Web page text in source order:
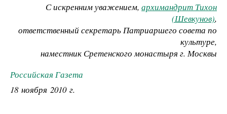
С искренним уважением, архимандрит Тихон
(Шевкунов),
ответственный секретарь Патриаршего совета по
культуре,
наместник Сретенского монастыря г. Москвы
Российская Газета
18 ноября 2010 г.